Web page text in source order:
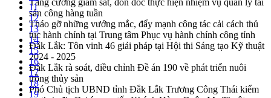
Tăng cường giám sát, đôn đốc thực hiện nhiệm vụ quản lý tài
sản công hàng tuần
Tháo gỡ những vướng mắc, đẩy mạnh công tác cải cách thủ
tục hành chính tại Trung tâm Phục vụ hành chính công tỉnh
Đắk Lắk: Tôn vinh 46 giải pháp tại Hội thi Sáng tạo Kỹ thuật
2024 - 2025
Đắk Lắk rà soát, điều chỉnh Đề án 190 về phát triển nuôi
trồng thủy sản
Phó Chủ tịch UBND tỉnh Đắk Lắk Trương Công Thái kiểm
11
12
13
14
15
16
17
18
19